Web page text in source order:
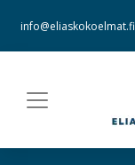
info@eliaskokoelmat.fi